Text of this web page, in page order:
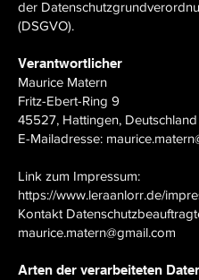
der
(DSGVO).
Verantwortlicher
Maurice Matern
Fritz-Ebert-Ring 9
45527, Hattingen, Deutschland
E-Mailadresse:
Link zum Impressum:
https://www.leraanlorr.de/
Kontakt
maurice.matern@gmail.com
Arten der verarbeiteten